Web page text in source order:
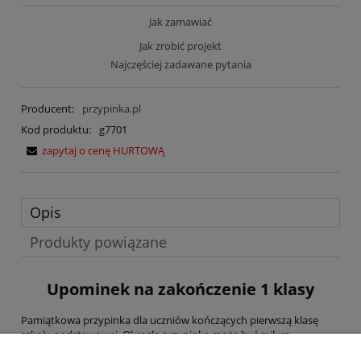
Jak zamawiać
Jak zrobić projekt
Najczęściej zadawane pytania
Producent:
przypinka.pl
Kod produktu:
g7701
zapytaj o cenę HURTOWĄ
Opis
Produkty powiązane
Upominek na zakończenie 1 klasy
Pamiątkowa przypinka dla uczniów kończących pierwszą klasę
szkoły podstawowej. Okrągła przypinka może być miłym